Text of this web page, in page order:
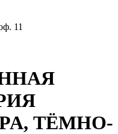
11
ТЁМНО-